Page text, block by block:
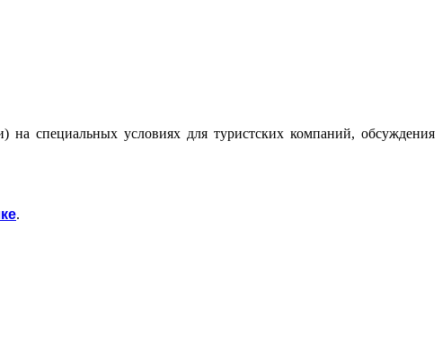
на специальных условиях для туристских компаний, обсуждения
.